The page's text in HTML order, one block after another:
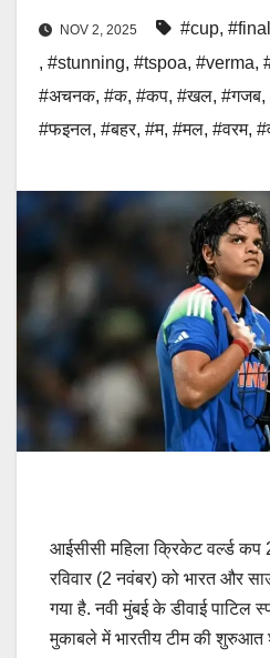
NOV 2, 2025 #cup, #final
, #stunning, #tspoa, #verma,
#अचनक, #क, #कप, #खल, #गजब,
#फइनल, #बहर, #म, #मल, #वरम,
आईसीसी महिला क्रिकेट वर्ल्ड कप
रविवार (2 नवंबर) को भारत और
गया है. नवी मुंबई के डीवाई पाटिल
मुकाबले में भारतीय टीम की शुरुआत